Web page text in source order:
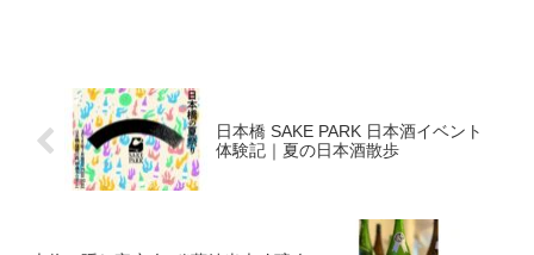
日本橋 SAKE PARK 日本酒イベント
体験記｜夏の日本酒散歩